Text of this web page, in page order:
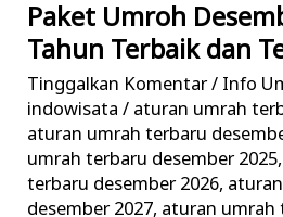
Paket Umroh
Tahun Terbaik dan
Tinggalkan Komentar/ Info
indowisata/ aturan umrah
aturan umrah terbaru
umrah terbaru desember 2025,
terbaru desember 2026,
desember 2027, aturan umrah
Paket
Umroh
Desember
Akhir
Tahun
Terbaik
dan